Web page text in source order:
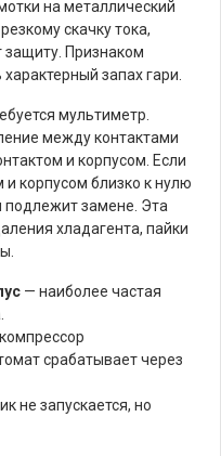
на металлический
скачку тока,
защиту. Признаком
запах гари.
мультиметр.
между контактами
и корпусом. Если
корпусом близко к нулю
подлежит замене. Эта
хладагента, пайки
— наиболее частая
срабатывает через
не запускается, но